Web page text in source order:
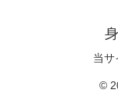
当サ
©